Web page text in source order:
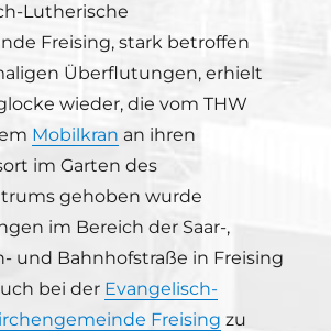
Lutherische
Freising, stark betroffen
Überflutungen, erhielt
wieder, die vom THW
Mobilkran an ihren
im Garten des
gehoben wurde
im Bereich der Saar-,
und Bahnhofstraße in Freising
bei der Evangelisch-
Freising zu